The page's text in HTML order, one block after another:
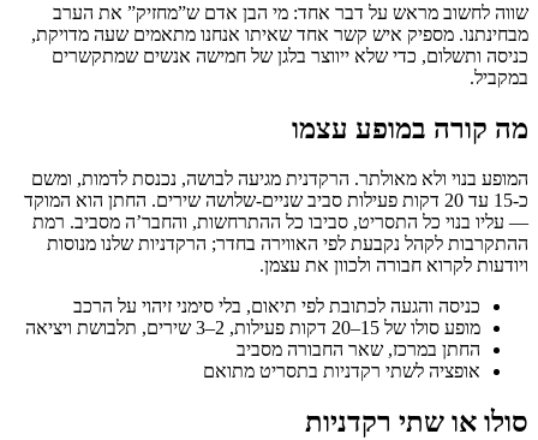
שווה לחשוב מראש על דבר אחד: מי הבן אדם ש”מחזיק” את הערב
מבחינתנו. מספיק איש קשר אחד שאיתו אנחנו מתאמים שעה מדויקת,
כניסה ותשלום, כדי שלא ייווצר בלגן של חמישה אנשים שמתקשרים
במקביל.
מה קורה במופע עצמו
המופע בנוי ולא מאולתר. הרקדנית מגיעה לבושה, נכנסת לדמות, ומשם
כ-15 עד 20 דקות פעילות סביב שניים-שלושה שירים. החתן הוא המוקד
— עליו בנוי כל התסריט, סביבו כל ההתרחשות, והחבר’ה מסביב. רמת
ההתקרבות לקהל נקבעת לפי האווירה בחדר; הרקדניות שלנו מנוסות
ויודעות לקרוא חבורה ולכוון את עצמן.
כניסה והגעה לכתובת לפי תיאום, בלי סימני זיהוי על הרכב
מופע סולו של 15–20 דקות פעילות, 2–3 שירים, תלבושת ויציאה
החתן במרכז, שאר החבורה מסביב
אופציה לשתי רקדניות בתסריט מתואם
סולו או שתי רקדניות